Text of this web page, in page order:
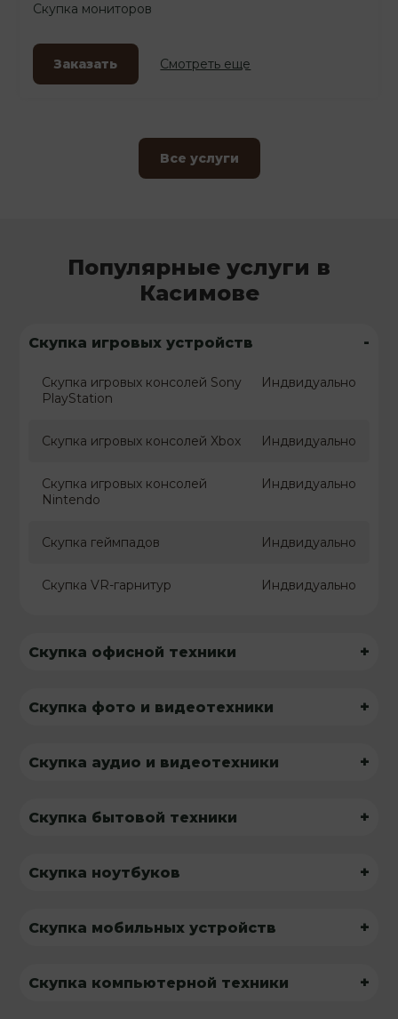
Скупка мониторов
Заказать Смотреть еще
Все услуги
Популярные услуги в
Касимове
Скупка игровых устройств -
Скупка игровых консолей Sony
PlayStation
Индвидуально
Скупка игровых консолей Xbox Индвидуально
Скупка игровых консолей
Nintendo
Индвидуально
Скупка геймпадов Индвидуально
Скупка VR-гарнитур Индвидуально
Скупка офисной техники +
Скупка фото и видеотехники +
Скупка аудио и видеотехники +
Скупка бытовой техники +
Скупка ноутбуков +
Скупка мобильных устройств +
Скупка компьютерной техники +